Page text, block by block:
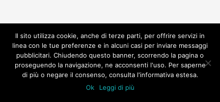
© 2026L'Orto delle Arti | Kairòs sas, P.IVA/CF:
03146380047 |Privacy|Termini e condizioni|
Credits
Il sito utilizza cookie, anche di terze parti, per offrire servizi in
linea con le tue preferenze e in alcuni casi per inviare messaggi
pubblicitari. Chiudendo questo banner, scorrendo la pagina o
proseguendo la navigazione, ne acconsenti l'uso. Per saperne
di più o negare il consenso, consulta l'informativa estesa.
Ok
Leggi di più